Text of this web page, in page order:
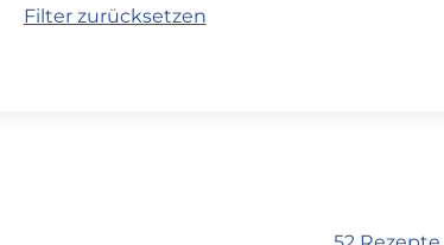
Filter zurücksetzen